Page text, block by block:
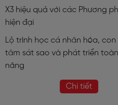
X3 hiệu quả với các Phương
hiện đại
Lộ trình học cá nhân hóa,
tâm sát sao và phát triển
năng
Chi tiết